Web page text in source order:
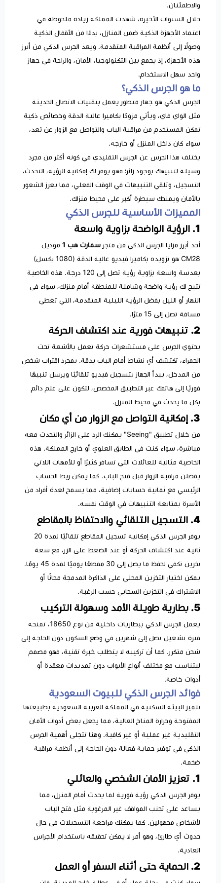
والاطمئنان.
خلال السنوات الأخيرة، شهدت المملكة زيادة ملحوظة في
اعتماد الأجهزة الذكية ضمن المنازل، بدءًا من الأقفال الذكية
وصولًا إلى أنظمة المراقبة المتقدمة. ويعد الجرس الذكي من أبرز
هذه الأجهزة، إذ يجمع بين التكنولوجيا، الأمان، والراحة في جهاز
واحد سهل الاستخدام.
ما هو الجرس الذكي؟
الجرس الذكي هو جهاز متطور يعمل بتقنيات الاتصال الحديثة
مثل الواي فاي، ويأتي مزودًا بكاميرا عالية الدقة وخصائص ذكية
تمكن المستخدم من مراقبة الباب والتواصل مع الزوار عن بُعد،
سواء كان داخل المنزل أو خارجه.
يختلف هذا الجرس عن الجرس التقليدي في كونه أكثر من مجرد
وسيلة لتنبيهك بوجود زائر؛ فهو يوفر لك إمكانية الرؤية، التحدث،
التسجيل، وتلقي التنبيهات في الوقت الفعلي، مما يعزز الشعور
بالأمان ويمنحك سيطرة أكبر على محيط منزلك.
المميزات الأساسية للجرس الذكي
1. الرؤية الواضحة بزاوية واسعة
أحد أبرز مزايا الجرس الذكي من متجر سمارت هب 1
موديل
CM28 هو تزويده بكاميرا فيديو عالية الدقة (1080 بكسل)
بعدسة واسعة بزاوية رؤية تصل إلى 120 درجة. هذه الخاصية
تتيح لك رؤية واضحة وشاملة للمنطقة أمام منزلك، سواء في
النهار أو الليل بفضل الرؤية الليلية المتقدمة، التي تغطي
مسافة تصل إلى 15 مترًا.
2. تنبيهات فورية عند اكتشاف الحركة
يحتوي الجرس على مستشعرات حركة تعمل بالأشعة تحت
الحمراء، تكتشف أي نشاط أمام الباب بدقة. بمجرد اقتراب شخص
من المدخل، يبدأ الجهاز بتسجيل فيديو تلقائيًا ويرسل تنبيهًا
فوريًا إلى هاتفك عبر التطبيق المخصص، لتكون على علم دائم
بكل ما يحدث في محيط المنزل.
3. إمكانية التواصل مع الزوار من أي مكان
من خلال تطبيق "Seeing" يمكنك الرد على الزائر والتحدث معه
مباشرة، سواء كنت في الطابق العلوي أو خارج المملكة. هذه
الخاصية مثالية للعائلات التي تسافر كثيرًا أو للأمهات اللاتي
يفضلن مراقبة الزوار قبل فتح الباب. كما يمكن ربط الحساب
الرئيسي مع ثمانية حسابات إضافية، مما يسمح لعدة أفراد من
الأسرة بمتابعة التنبيهات في الوقت نفسه.
4. التسجيل التلقائي والاحتفاظ بالمقاطع
يوفر الجرس الذكي إمكانية تسجيل المقاطع تلقائيًا لمدة 20
ثانية عند اكتشاف الحركة أو عند الضغط على الزر، مع سعة
تخزين تكفي لحفظ ما يصل إلى 30 مقطعًا يوميًا لمدة 45 يومًا.
يمكن اختيار التخزين المحلي على الذاكرة المدمجة مجانًا أو
الاشتراك في التخزين السحابي حسب الرغبة.
5. بطارية طويلة الأمد وسهولة التركيب
يعمل الجرس الذكي ببطاريات داخلية من نوع 18650، تمنحه
فترة تشغيل تصل إلى شهرين في وضع السكون دون الحاجة إلى
شحن متكرر. كما أن تركيبه لا يتطلب خبرة تقنية، فهو مصمم
ليتناسب مع مختلف أنواع الأبواب دون تمديدات معقدة أو
أدوات خاصة.
فوائد الجرس الذكي للبيوت السعودية
تتميز البيئة السكنية في المملكة العربية السعودية بطبيعتها
المفتوحة وحرارة المناخ العالية، مما يجعل بعض أدوات الأمان
التقليدية غير عملية أو غير كافية. وهنا تتجلى أهمية الجرس
الذكي في توفير حماية فعالة دون الحاجة إلى أنظمة مراقبة
ضخمة.
1. تعزيز الأمان الشخصي والعائلي
يوفر الجرس الذكي رؤية فورية لما يحدث أمام المنزل، مما
يساعد على تجنب المواقف غير المرغوبة مثل فتح الباب
لأشخاص مجهولين. كما يمكنك مراجعة التسجيلات في حال
حدوث أي طارئ، وهو أمر لا يمكن تحقيقه باستخدام الأجراس
العادية.
2. الحماية حتى أثناء السفر أو العمل